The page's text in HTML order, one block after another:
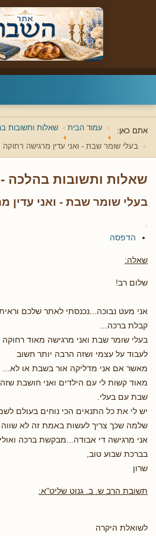
אתם כאן: עמוד הבית שאלות ותשובות
בעלי שומר שבת - ואני עדין מרגישה
שאלות ותשובות בהלכה
בעלי שומר שבת - ואני עדין
הדפסה
שאלה:
שלום רב!
אני מעט נבוכה...נכנסתי לאתר שלכם
קבלת ברכה...
בעלי שומר שבת ואני מרגישה מאוד
לעבוד על עצמי ושזה הרבה יותר חשוב
מאשר אם אני מדליקה אור בשבת או
מאוד קשות לי עם הילדים ואני חושבת
שבת עם בעלי.
יש לי את כל התנאים הכי נוחים בעולם
שלמה שכך צריך לעשות באמת זה לא שווה
אני מרגישה די אבודה...מבקשת ברכה
בברכת שבוע טוב,
שרון
תשובת הרב ש. ב. גנוט שליט"א:
לשואלת היקרה